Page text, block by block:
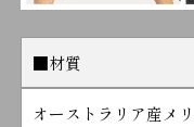
■材質
オーストラリア産メ